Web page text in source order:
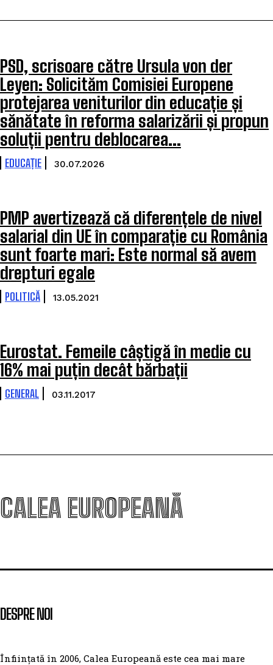
PSD, scrisoare către Ursula von der
Leyen: Solicităm Comisiei Europene
protejarea veniturilor din educație și
sănătate în reforma salarizării și propun
soluții pentru deblocarea...
EDUCAȚIE 30.07.2026
PMP avertizează că diferențele de nivel
salarial din UE în comparație cu România
sunt foarte mari: Este normal să avem
drepturi egale
POLITICĂ 13.05.2021
Eurostat. Femeile câștigă în medie cu
16% mai puțin decât bărbații
GENERAL 03.11.2017
CALEA EUROPEANĂ
DESPRE NOI
Înființată în 2006, Calea Europeană este cea mai mare